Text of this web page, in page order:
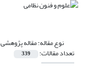
نوع مقاله:مقاله پژوهشی
تعداد مقالات: 339